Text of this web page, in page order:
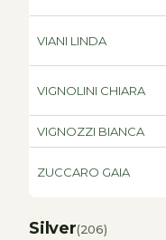
VIANI LINDA
VIGNOLINI CHIARA
VIGNOZZI BIANCA
ZUCCARO GAIA
Silver(206)